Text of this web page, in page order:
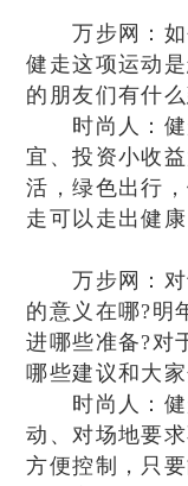
万步网：如
健走这项运动
的朋友们有什么
时尚人：健
宜、投资小收
活，绿色出行
走可以走出健
万步网：对
的意义在哪?明
进哪些准备?对
哪些建议和大家
时尚人：健
动、对场地要
方便控制，只